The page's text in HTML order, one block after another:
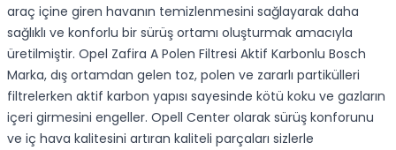
araç içine giren havanın temizlenmesini sağlayarak daha
sağlıklı ve konforlu bir sürüş ortamı oluşturmak amacıyla
üretilmiştir. Opel Zafira A Polen Filtresi Aktif Karbonlu Bosch
Marka, dış ortamdan gelen toz, polen ve zararlı partikülleri
filtrelerken aktif karbon yapısı sayesinde kötü koku ve gazların
içeri girmesini engeller. Opell Center olarak sürüş konforunu
ve iç hava kalitesini artıran kaliteli parçaları sizlerle